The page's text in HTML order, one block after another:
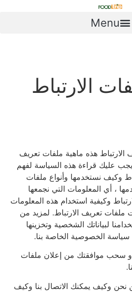
Menu
الارتباط
هذه ماهية ملفات تعريف
عليك قراءة هذه السياسة لفهم
وكيف نستخدمها وأنواع ملفات
، أي المعلومات التي نجمعها
وكيفية استخدام هذه المعلومات
ملفات تعريف الارتباط. لمزيد من
لبياناتك الشخصية وتخزينها
سياسة الخصوصية الخاصة بنا.
سحب موافقتك من إعلان ملفات
وكيف يمكنك الاتصال بنا وكيف